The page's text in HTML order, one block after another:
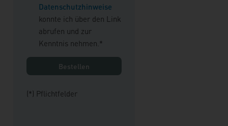
Datenschutzhinweise
konnte ich über den Link
abrufen und zur
Kenntnis nehmen.*
(*) Pflichtfelder